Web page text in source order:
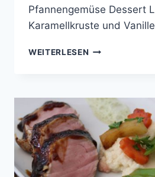
Pfannengemüse Dessert
Karamellkruste und
WEITERLESEN COOKING